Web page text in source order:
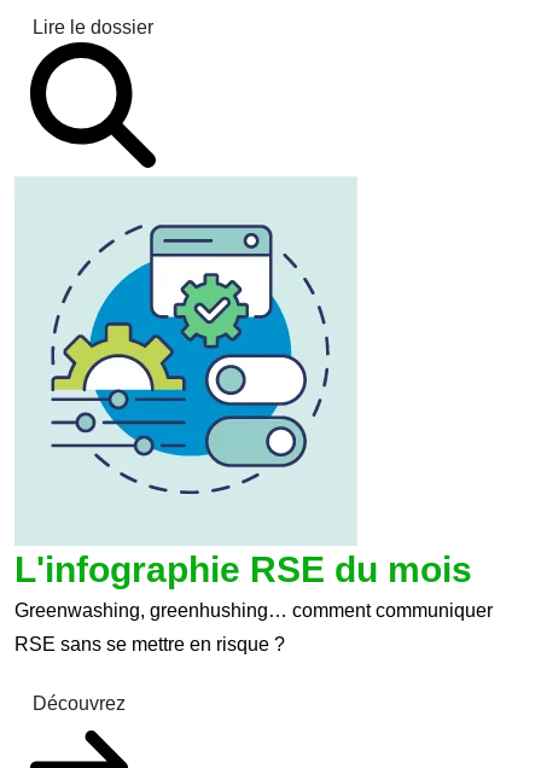
Lire le dossier
L'infographie RSE du mois
Greenwashing, greenhushing… comment communiquer
RSE sans se mettre en risque ?
Découvrez